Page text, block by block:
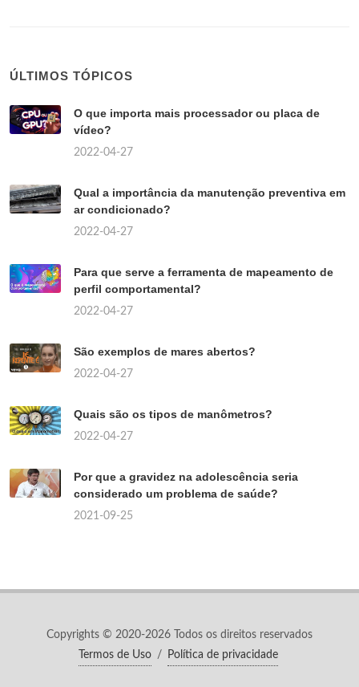
ÚLTIMOS TÓPICOS
O que importa mais processador ou placa de
vídeo?
2022-04-27
Qual a importância da manutenção preventiva em
ar condicionado?
2022-04-27
Para que serve a ferramenta de mapeamento de
perfil comportamental?
2022-04-27
São exemplos de mares abertos?
2022-04-27
Quais são os tipos de manômetros?
2022-04-27
Por que a gravidez na adolescência seria
considerado um problema de saúde?
2021-09-25
Copyrights © 2020-2026 Todos os direitos reservados
Termos de Uso / Política de privacidade